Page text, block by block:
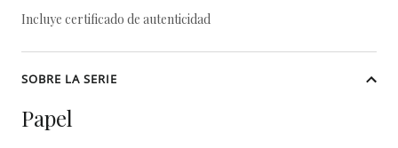
Incluye certificado de autenticidad
SOBRE LA SERIE
Papel